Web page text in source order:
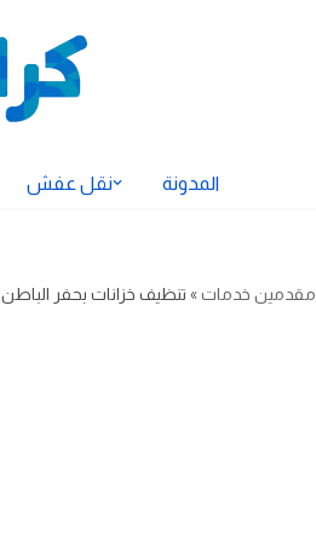
المدونة نقل عفش
مقدمين خدمات» تنظيف خزانات بحفر الباطن